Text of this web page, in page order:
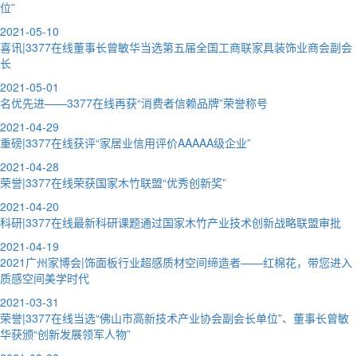
位”
2021-05-10
喜讯|3377在线董事长曾敏华当选第五届全国工商联家具装饰业商会副会
长
2021-05-01
名优先进——3377在线再获“消费者信赖品牌”荣誉称号
2021-04-29
重磅|3377在线获评“家居业信用评价AAAAA级企业”
2021-04-28
荣誉|3377在线荣获国家木竹联盟“优秀创新奖”
2021-04-20
科研|3377在线最新科研课题通过国家木竹产业技术创新战略联盟审批
2021-04-19
2021广州家博会|饰面板行业超感质材空间缔造者——红棉花，带您进入
质感空间美学时代
2021-03-31
荣誉|3377在线当选“佛山市高新技术产业协会副会长单位”、董事长曾敏
华获颁“创新发展领军人物”